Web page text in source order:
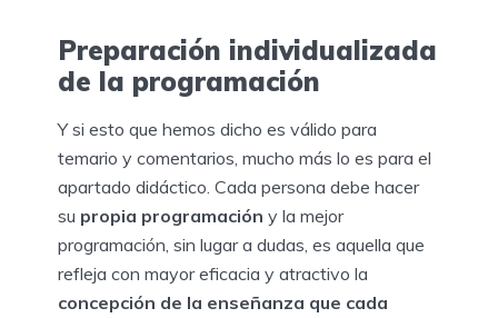
Preparación individualizada
de la programación
Y si esto que hemos dicho es válido para
temario y comentarios, mucho más lo es para el
apartado didáctico. Cada persona debe hacer
su propia programación y la mejor
programación, sin lugar a dudas, es aquella que
refleja con mayor eficacia y atractivo la
concepción de la enseñanza que cada